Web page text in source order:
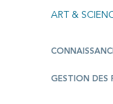
ART &
GESTION DES